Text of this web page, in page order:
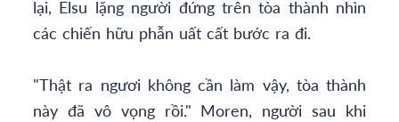
lại, Elsu lặng người đứng trên tòa thành nhìn
các chiến hữu phẫn uất cất bước ra đi.
"Thật ra ngươi không cần làm vậy, tòa thành
này đã vô vọng rồi." Moren, người sau khi